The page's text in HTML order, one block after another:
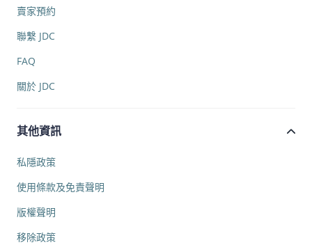
賣家預約
聯繫 JDC
FAQ
關於 JDC
其他資訊
私隱政策
使用條款及免責聲明
版權聲明
移除政策